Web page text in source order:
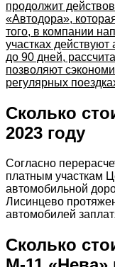
продолжит
«Автодора»,
того, в компании
участках
до 90 дней,
позволяют
регулярных
Сколько
2023 году
Согласно
платным участкам
автомобильной
Лисинцево
автомобилей
Сколько